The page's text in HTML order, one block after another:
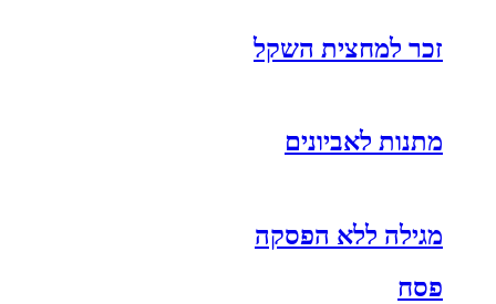
זכר למחצית השקל
מתנות לאביונים
מגילה ללא הפסקה
פסח